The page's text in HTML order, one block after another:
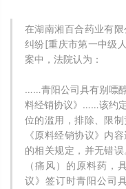
在湖南湘百合药业有
纠纷[重庆市第一中级
案中，法院认为：
……青阳公司具有别嘌
料经销协议》……该约
位的滥用，排除、限
《原料经销协议》内
的相关规定，并无错
（痛风）的原料药，
议》签订时青阳公司